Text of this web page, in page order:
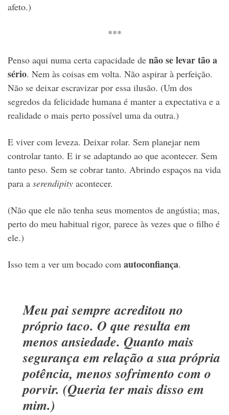
afeto.)
***
Penso aqui numa certa capacidade de não se levar tão a
sério. Nem às coisas em volta. Não aspirar à perfeição.
Não se deixar escravizar por essa ilusão. (Um dos
segredos da felicidade humana é manter a expectativa e a
realidade o mais perto possível uma da outra.)
E viver com leveza. Deixar rolar. Sem planejar nem
controlar tanto. E ir se adaptando ao que acontecer. Sem
tanto peso. Sem se cobrar tanto. Abrindo espaços na vida
para a serendipity acontecer.
(Não que ele não tenha seus momentos de angústia; mas,
perto do meu habitual rigor, parece às vezes que o filho é
ele.)
Isso tem a ver um bocado com autoconfiança.
Meu pai sempre acreditou no
próprio taco. O que resulta em
menos ansiedade. Quanto mais
segurança em relação a sua própria
potência, menos sofrimento com o
porvir. (Queria ter mais disso em
mim.)